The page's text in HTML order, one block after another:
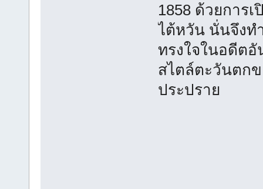
1858 ด้วยการ
ไต้หวัน นั่นจึงท
ทรงใจในอดีตอั
สไตล์ตะวันตก
ประปราย